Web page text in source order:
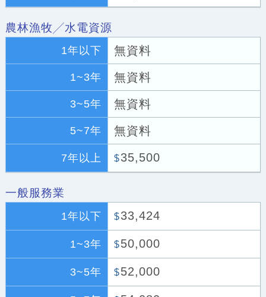
農林漁牧╱水電資源
1年以下 無資料
1~3年 無資料
3~5年 無資料
5~7年 無資料
7年以上 $35,500
一般服務業
1年以下 $33,424
1~3年 $50,000
3~5年 $52,000